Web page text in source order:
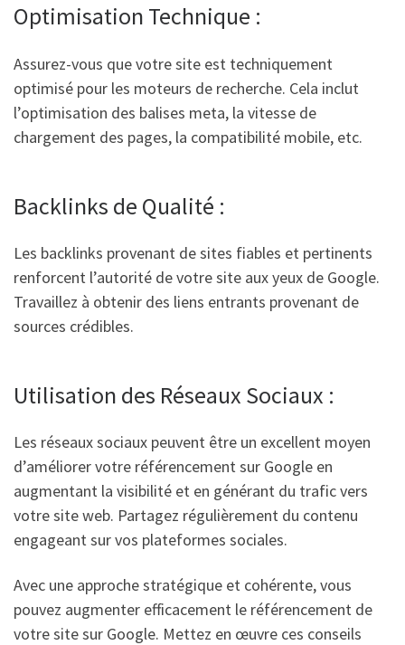
Optimisation Technique :
Assurez-vous que votre site est techniquement
optimisé pour les moteurs de recherche. Cela inclut
l’optimisation des balises meta, la vitesse de
chargement des pages, la compatibilité mobile, etc.
Backlinks de Qualité :
Les backlinks provenant de sites fiables et pertinents
renforcent l’autorité de votre site aux yeux de Google.
Travaillez à obtenir des liens entrants provenant de
sources crédibles.
Utilisation des Réseaux Sociaux :
Les réseaux sociaux peuvent être un excellent moyen
d’améliorer votre référencement sur Google en
augmentant la visibilité et en générant du trafic vers
votre site web. Partagez régulièrement du contenu
engageant sur vos plateformes sociales.
Avec une approche stratégique et cohérente, vous
pouvez augmenter efficacement le référencement de
votre site sur Google. Mettez en œuvre ces conseils